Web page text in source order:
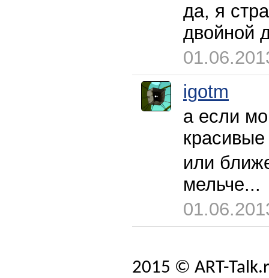
да, я
двойной
igotm
а если
или
мельче...
2015 © ART-